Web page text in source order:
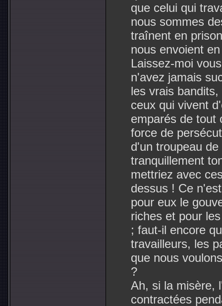
que celui qui
nous sommes
traînent en
nous envoient
Laissez-moi
n'avez jamais
les vrais
ceux qui vivent
emparés de tout
force de
d'un troupeau
tranquillement
mettriez avec
dessus ! Ce
pour eux le
riches et pour
; faut-il encore
travailleurs, les
que nous
?
Ah, si la misère,
contractées